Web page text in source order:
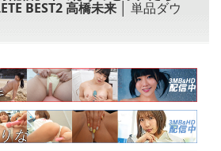
BEST2 高橋未来 │ 単品ダウ